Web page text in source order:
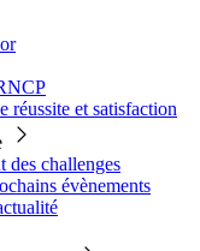
réussite et satisfaction
des challenges
évènements